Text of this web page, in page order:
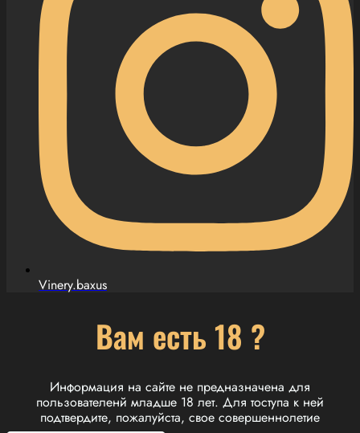
Vinery.baxus
Вам есть 18 ?
Информация на сайте не предназначена для
пользователенй младше 18 лет. Для тоступа к ней
подтвердите, пожалуйста, свое совершеннолетие